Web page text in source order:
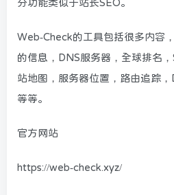
分功能类似于站长SEO。
Web-Check的工具包括很多内容
的信息，DNS服务器，全球排名
站地图，服务器位置，路由追踪
等等。
官方网站
https://web-check.xyz/